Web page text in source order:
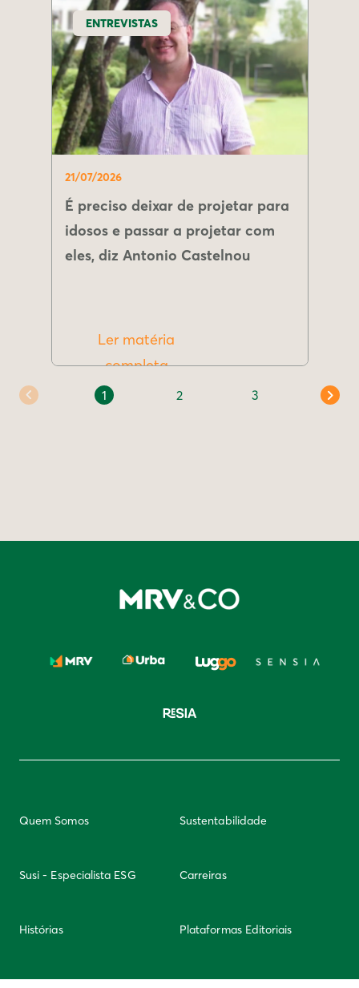
ENTREVISTAS
21/07/2026
É preciso deixar de projetar para
idosos e passar a projetar com
eles, diz Antonio Castelnou
Ler matéria
completa
1 2 3
Quem Somos Sustentabilidade
Susi - Especialista ESG Carreiras
Histórias Plataformas Editoriais
Newsletter Integridade